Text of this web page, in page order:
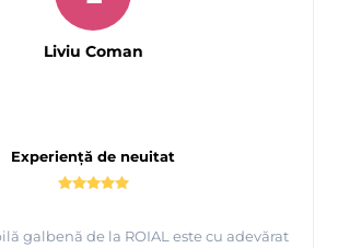
Experiență de neuitat
galbenă de la ROIAL este cu adevărat
Liviu Coman